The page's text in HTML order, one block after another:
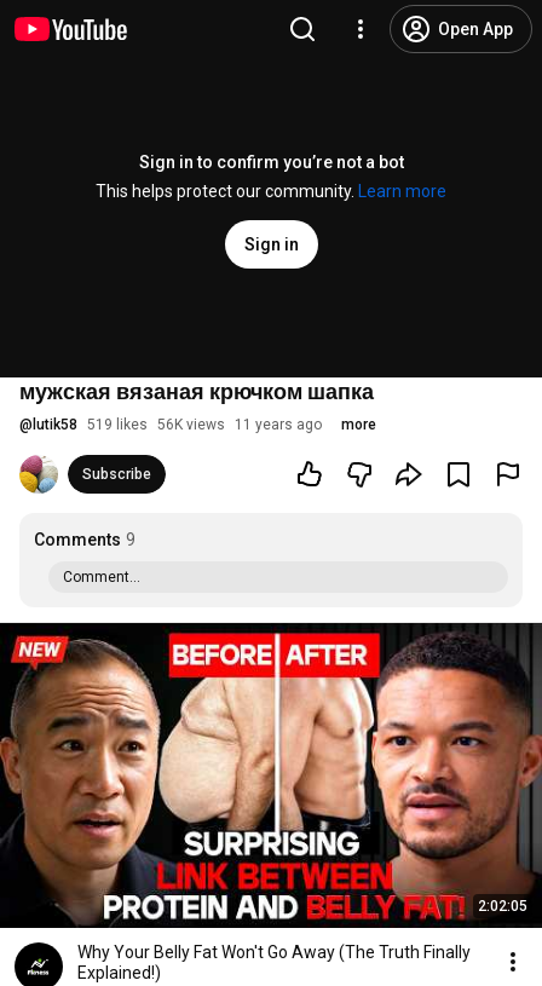
Open App
Sign in to confirm you’re not a bot
This helps protect our community.
Learn more
Sign in
мужская вязаная крючком шапка
@ lutik58 519 likes 56K views 11 years ago more
Subscribe
Comments 9
Comment...
2:02:05
Why Your Belly Fat Won't Go Away (The Truth Finally
Explained!)